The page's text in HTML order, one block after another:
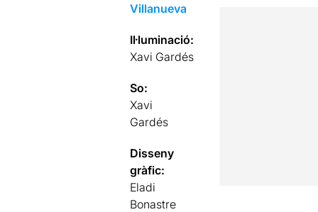
Villanueva
Il·luminació:
Xavi Gardés
So:
Xavi
Gardés
Disseny
gràfic:
Eladi
Bonastre